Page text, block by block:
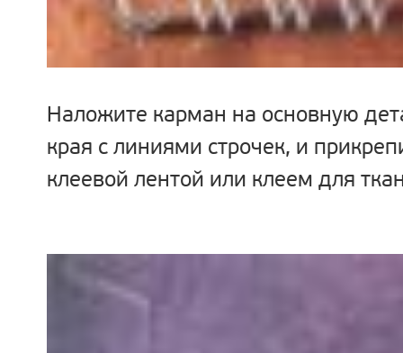
Наложите карман на основную
края с линиями строчек, и
клеевой лентой или клеем для